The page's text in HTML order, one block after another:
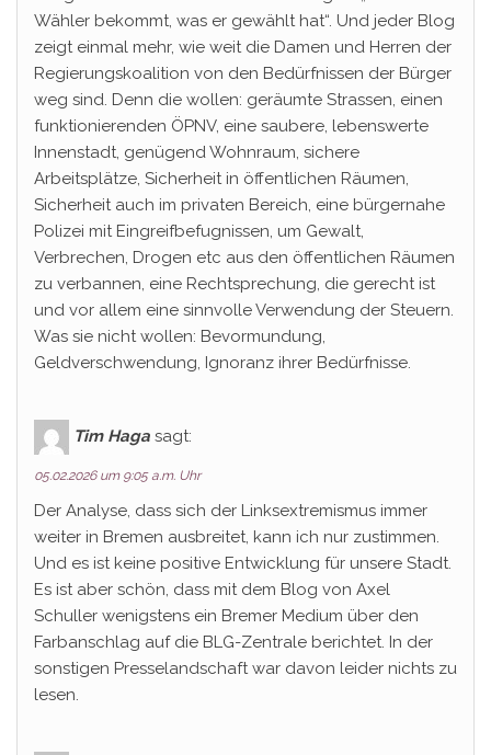
Wähler bekommt, was er gewählt hat“. Und jeder Blog
zeigt einmal mehr, wie weit die Damen und Herren der
Regierungskoalition von den Bedürfnissen der Bürger
weg sind. Denn die wollen: geräumte Strassen, einen
funktionierenden ÖPNV, eine saubere, lebenswerte
Innenstadt, genügend Wohnraum, sichere
Arbeitsplätze, Sicherheit in öffentlichen Räumen,
Sicherheit auch im privaten Bereich, eine bürgernahe
Polizei mit Eingreifbefugnissen, um Gewalt,
Verbrechen, Drogen etc aus den öffentlichen Räumen
zu verbannen, eine Rechtsprechung, die gerecht ist
und vor allem eine sinnvolle Verwendung der Steuern.
Was sie nicht wollen: Bevormundung,
Geldverschwendung, Ignoranz ihrer Bedürfnisse.
Tim Haga sagt:
05.02.2026 um 9:05 a.m. Uhr
Der Analyse, dass sich der Linksextremismus immer
weiter in Bremen ausbreitet, kann ich nur zustimmen.
Und es ist keine positive Entwicklung für unsere Stadt.
Es ist aber schön, dass mit dem Blog von Axel
Schuller wenigstens ein Bremer Medium über den
Farbanschlag auf die BLG-Zentrale berichtet. In der
sonstigen Presselandschaft war davon leider nichts zu
lesen.